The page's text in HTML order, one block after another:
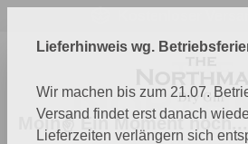
Moin✌️ Ein Moment noch...
Lieferhinweis wg.
Wir machen bis zum 21.07.
Versand findet erst danach
Lieferzeiten verlängern sich